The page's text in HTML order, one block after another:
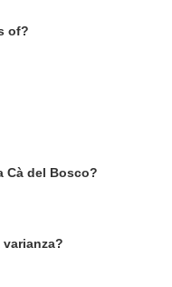
of?
Cà del Bosco?